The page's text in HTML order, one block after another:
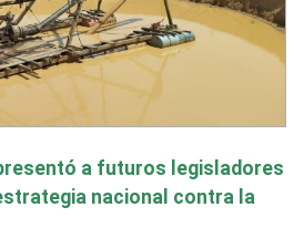
a futuros legisladores
nacional contra la